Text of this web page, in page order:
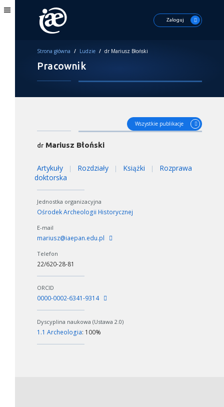
Zaloguj
Strona główna / Ludzie / dr Mariusz Błoński
Pracownik
Wszystkie publikacje
dr Mariusz Błoński
Artykuły | Rozdziały | Książki |
Rozprawa
doktorska
Jednostka organizacyjna
Ośrodek Archeologii Historycznej
E-mail
mariusz@iaepan.edu.pl
Telefon
22/620-28-81
ORCID
0000-0002-6341-9314
Dyscyplina naukowa (Ustawa 2.0)
1.1 Archeologia: 100%